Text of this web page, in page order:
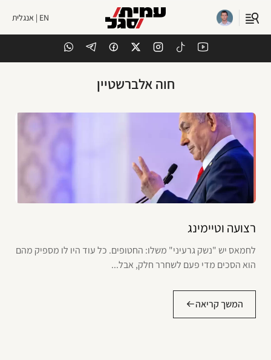
EN | אנגלית
חוה אלברשטיין
רצועה וטיימינג
לחמאס יש "נשק גרעיני" משלו: החטופים. כל עוד היו לו מספיק מהם
הוא הסכים מדי פעם לשחרר חלק, אבל...
המשך קריאה